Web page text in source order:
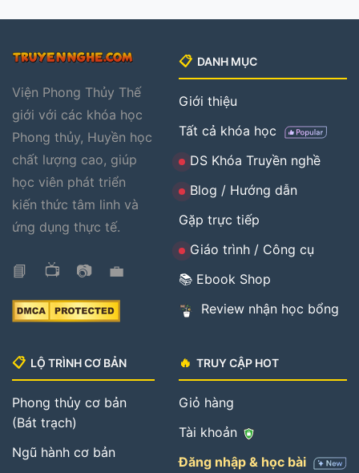
Viện Phong Thủy Thế
giới với các khóa học
Phong thủy, Huyền học
chất lượng cao, giúp
học viên phát triển
kiến thức tâm linh và
ứng dụng thực tế.
📘 📺 📷 💼
📋 DANH MỤC
Giới thiệu
Tất cả khóa học
DS Khóa Truyền nghề
Blog / Hướng dẫn
Gặp trực tiếp
Giáo trình / Công cụ
📚 Ebook Shop
Review nhận học bổng
📋 LỘ TRÌNH CƠ BẢN
Phong thủy cơ bản
(Bát trạch)
Ngũ hành cơ bản
🔥 TRUY CẬP HOT
Giỏ hàng
Tài khoản
Đăng nhập & học bài